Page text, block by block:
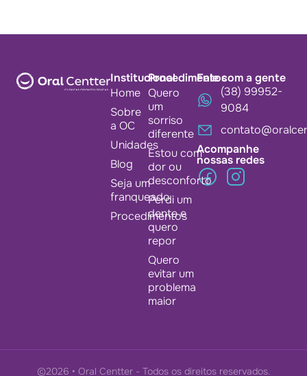
Institucional
Home
Sobre
a OC
Unidades
Blog
Seja um
franqueado
Procedimentos
Procedimentos
Quero
um
sorriso
diferente
Estou com
dor ou
desconforto
Perdi um
dente e
quero
repor
Quero
evitar um
problema
maior
Fale com a gente
(38) 99952-
9084
Acompanhe
nossas redes
©2026 • Oral Centter - Todos os direitos reservados.